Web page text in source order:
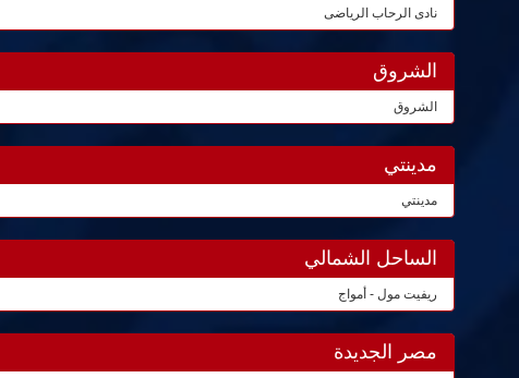
نادى الرحاب الرياضى
الشروق
الشروق
مدينتي
مدينتي
الساحل الشمالي
ريفيت مول - أمواج
مصر الجديدة